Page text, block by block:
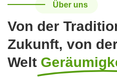
Über uns
Von der
Zukunft, von
Welt